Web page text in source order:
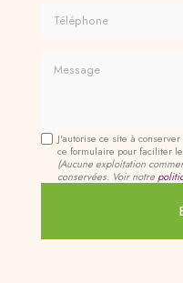
J'autorise ce site à
ce formulaire pour faciliter
(Aucune exploitation
conservées. Voir notre